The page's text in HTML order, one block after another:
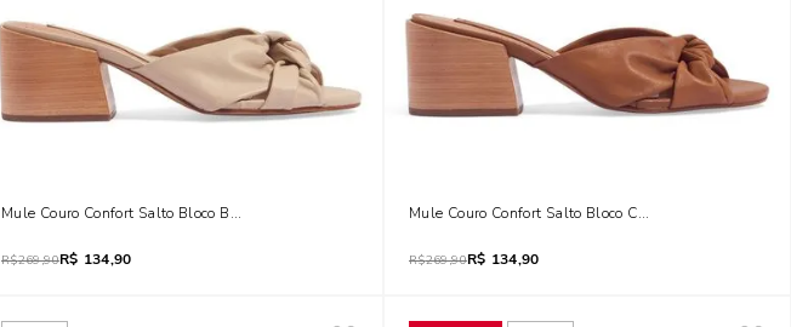
Mule Couro Confort Salto Bloco Bege Vanilla
R$269,90R$ 134,90
Mule Couro Confort Salto Bloco Caramelo
R$269,90R$ 134,90